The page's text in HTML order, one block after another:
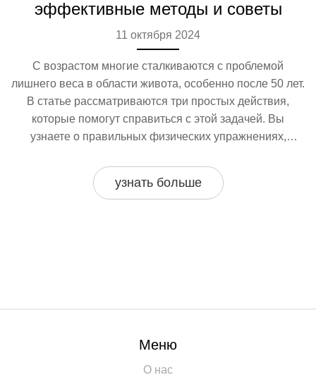
эффективные методы и советы
11 октября 2024
С возрастом многие сталкиваются с проблемой
лишнего веса в области живота, особенно после 50 лет.
В статье рассматриваются три простых действия,
которые помогут справиться с этой задачей. Вы
узнаете о правильных физических упражнениях,
ежедневных привычек, которые стоит интегрировать в
повседневную жизнь. Внимание уделяется доступным
узнать больше
Меню
О нас